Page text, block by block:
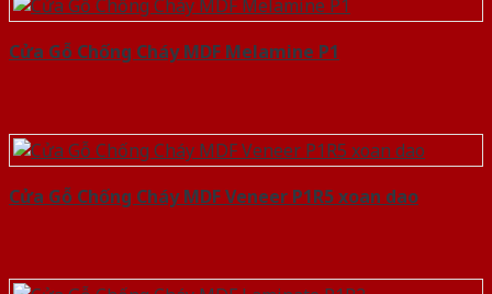
Cửa Gỗ Chống Cháy MDF Melamine P1
Cửa Gỗ Chống Cháy MDF Veneer P1R5 xoan dao